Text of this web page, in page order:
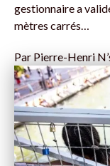
gestionnaire a
mètres carrés…
Par Pierre-Henri